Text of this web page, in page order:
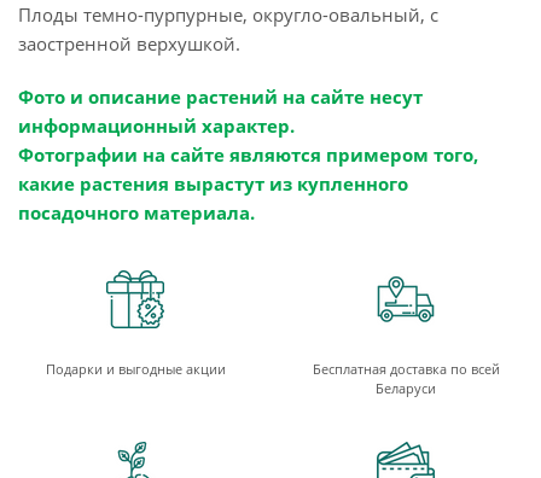
Плоды темно-пурпурные, округло-овальный, с
заостренной верхушкой.
Фото и описание растений на сайте несут
информационный характер.
Фотографии на сайте являются примером того,
какие растения вырастут из купленного
посадочного материала.
Подарки и выгодные акции
Бесплатная доставка по всей
Беларуси